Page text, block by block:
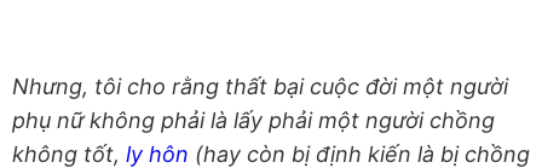
Nhưng, tôi cho rằng thất bại cuộc đời một người
phụ nữ không phải là lấy phải một người chồng
không tốt, ly hôn (hay còn bị định kiến là bị chồng